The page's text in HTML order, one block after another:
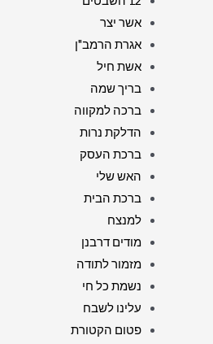
אשר יצר
אגרת הרמב"ן
אשת חיל
בריך שמה
ברכה למקווה
הדלקת נרות
ברכת העסק
האש שלי
ברכת הבית
למנצח
מודים דרבנן
מזמור לתודה
נשמת כל חי
עלינו לשבח
פטום הקטורת